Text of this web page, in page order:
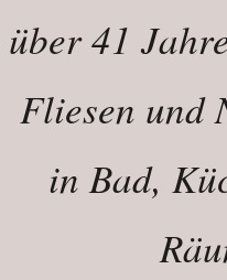
41
Fliesen und
in Bad,